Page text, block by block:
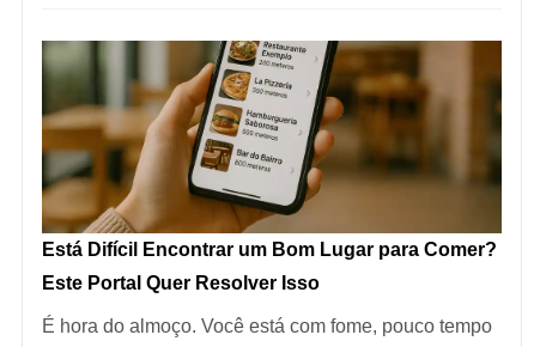
onde
encontrar
e
como
reservar
em
São
Paulo
Está Difícil Encontrar um Bom Lugar para Comer?
Este Portal Quer Resolver Isso
É hora do almoço. Você está com fome, pouco tempo